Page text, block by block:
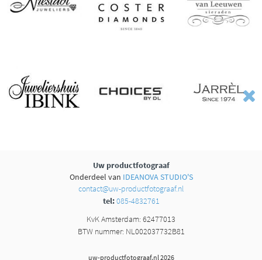
Uw productfotograaf
Onderdeel van IDEANOVA STUDIO'S
contact@uw-productfotograaf.nl
tel:085-4832761
KvK Amsterdam: 62477013
BTW nummer: NL002037732B81
uw-productfotograaf.nl 2026